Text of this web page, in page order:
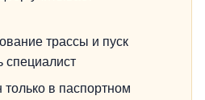
трассы и пуск
специалист
в паспортном